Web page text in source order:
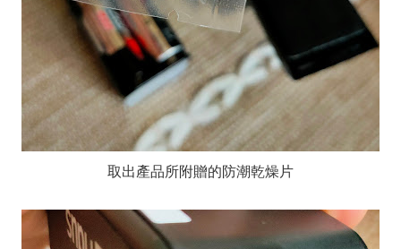
取出產品所附贈的防潮乾燥片